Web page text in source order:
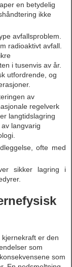
en betydelig
ikke
avfallsproblem.
radioaktivt avfall.
i tusenvis av år.
utfordrende, og
av
regelverk
langtidslagring
langvarig
ofte med
sikker lagring i
er den
som
som